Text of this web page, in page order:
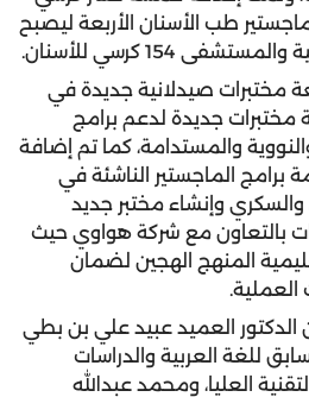
طب الأسنان الأربعة ليصبح
154 كرسي للأسنان.
مختبرات صيدلانية جديدة في
مختبرات جديدة لدعم برامج
والمستدامة، كما تم إضافة
برامج الماجستير الناشئة في
وإنشاء مختبر جديد
بالتعاون مع شركة هواوي حيث
المنهج الهجين لضمان
العملية.
العميد عبيد علي بن بطي
للغة العربية والدراسات
العليا، ومحمد عبدالله